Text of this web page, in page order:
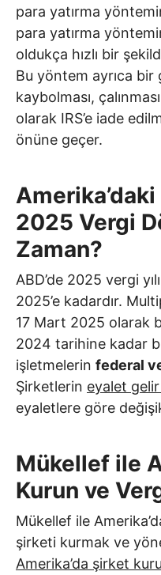
para yatırma
para yatırma
oldukça hızlı bir
Bu yöntem ayrıca
kaybolması,
olarak IRS’e iade
önüne geçer.
2025 Vergi
Zaman?
ABD’de 2025 vergi
2025’e kadardır.
17 Mart 2025 olarak
2024 tarihine kadar
işletmelerin federal
Şirketlerin eyalet
eyaletlere göre
Mükellef ile
Kurun ve
Mükellef ile
şirketi kurmak ve
Amerika’da şirket